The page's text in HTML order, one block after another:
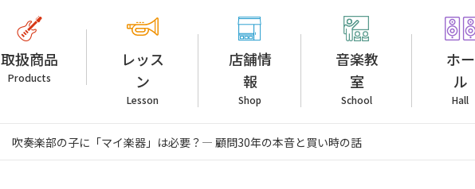
取扱商品
Products
レッス
ン
Lesson
店舗情
報
Shop
音楽教
室
School
ホー
ル
Hall
吹奏楽部の子に「マイ楽器」は必要？— 顧問30年の本音と買い時の話